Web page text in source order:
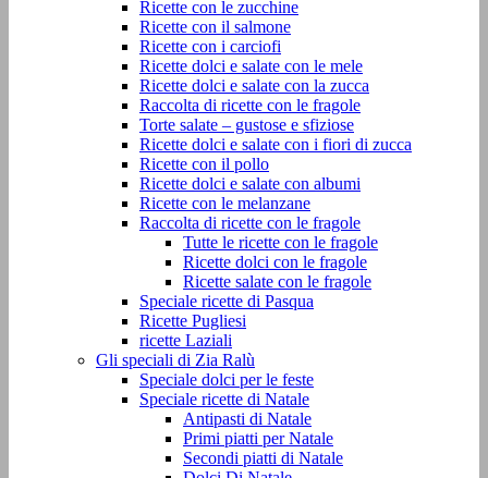
Ricette con le zucchine
Ricette con il salmone
Ricette con i carciofi
Ricette dolci e salate con le mele
Ricette dolci e salate con la zucca
Raccolta di ricette con le fragole
Torte salate – gustose e sfiziose
Ricette dolci e salate con i fiori di zucca
Ricette con il pollo
Ricette dolci e salate con albumi
Ricette con le melanzane
Raccolta di ricette con le fragole
Tutte le ricette con le fragole
Ricette dolci con le fragole
Ricette salate con le fragole
Speciale ricette di Pasqua
Ricette Pugliesi
ricette Laziali
Gli speciali di Zia Ralù
Speciale dolci per le feste
Speciale ricette di Natale
Antipasti di Natale
Primi piatti per Natale
Secondi piatti di Natale